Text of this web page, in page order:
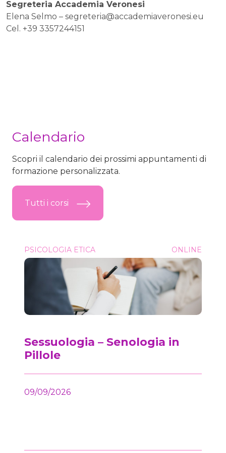
Segreteria Accademia Veronesi
Elena Selmo – segreteria@accademiaveronesi.eu
Cel. +39 3357244151
Calendario
Scopri il calendario dei prossimi appuntamenti di
formazione personalizzata.
Tutti i corsi
Sessuologia &#8211; Senologia in Pillole
PSICOLOGIA ETICA ONLINE
Sessuologia – Senologia in
Pillole
09/09/2026